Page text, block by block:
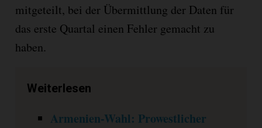
mitgeteilt, bei der Übermittlung der Daten für
das erste Quartal einen Fehler gemacht zu
haben.
Weiterlesen
Armenien-Wahl: Prowestlicher